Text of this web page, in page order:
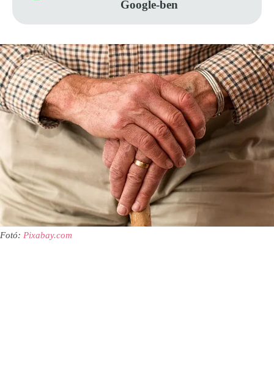
Google-ben
Fotó: Pixabay.com